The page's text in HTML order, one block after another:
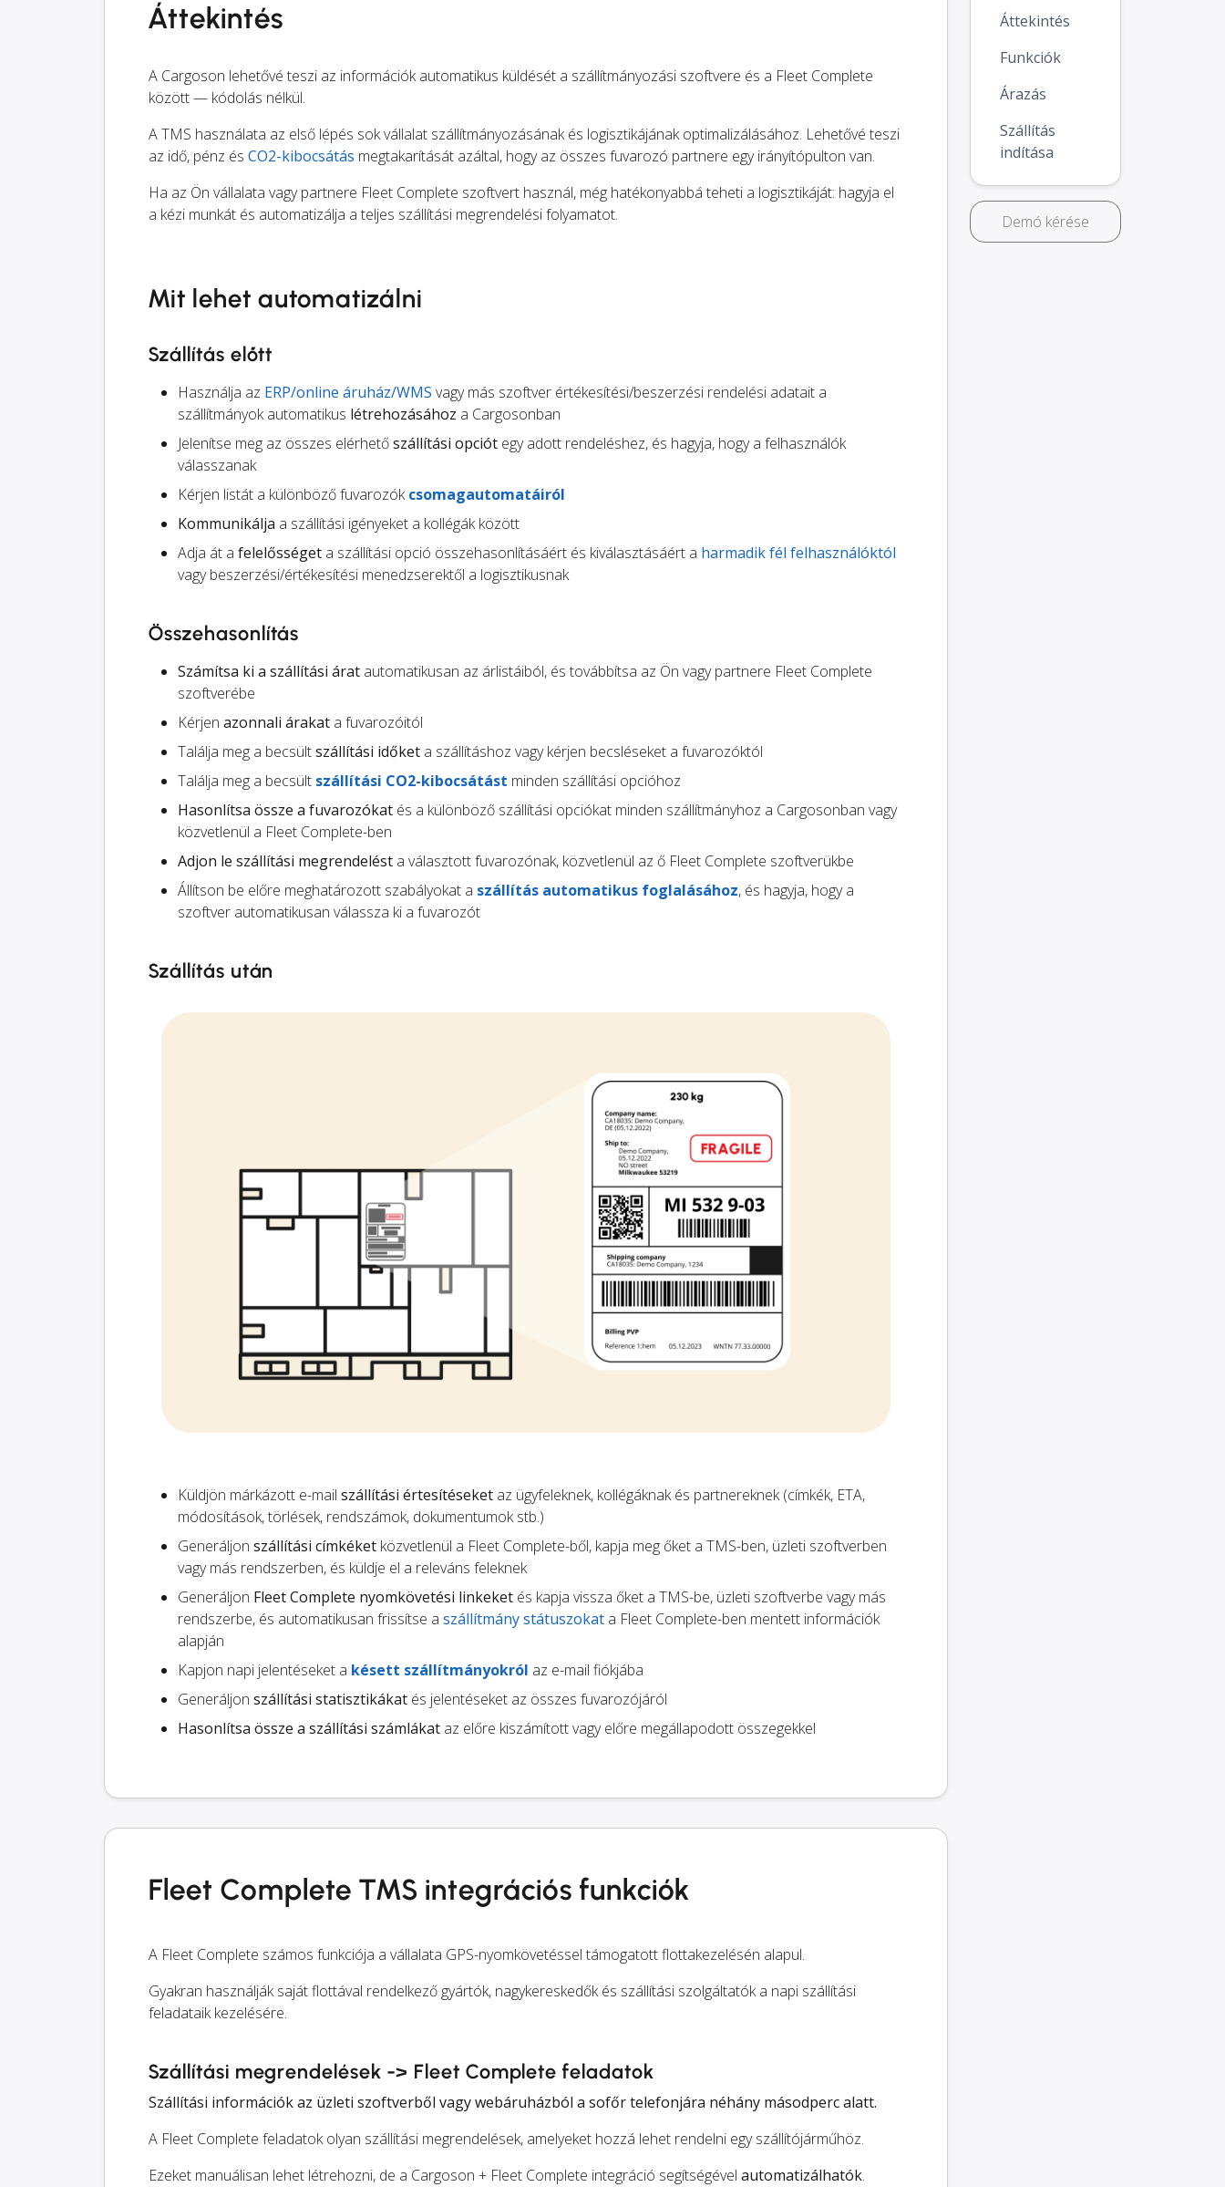
Áttekintés
A Cargoson lehetővé teszi az információk automatikus küldését a szállítmányozási szoftvere és a Fleet Complete
között — kódolás nélkül.
A TMS használata az első lépés sok vállalat szállítmányozásának és logisztikájának optimalizálásához. Lehetővé teszi
az idő, pénz és CO2-kibocsátás megtakarítását azáltal, hogy az összes fuvarozó partnere egy irányítópulton van.
Ha az Ön vállalata vagy partnere Fleet Complete szoftvert használ, még hatékonyabbá teheti a logisztikáját: hagyja el
a kézi munkát és automatizálja a teljes szállítási megrendelési folyamatot.
Mit lehet automatizálni
Szállítás előtt
Használja az ERP/online áruház/WMS vagy más szoftver értékesítési/beszerzési rendelési adatait a
szállítmányok automatikus létrehozásához a Cargosonban
Jelenítse meg az összes elérhetőszállítási opciót egy adott rendeléshez, és hagyja, hogy a felhasználók
válasszanak
Kérjen listát a különböző fuvarozókcsomagautomatáiról
Kommunikálja a szállítási igényeket a kollégák között
Adja át a felelősséget a szállítási opció összehasonlításáért és kiválasztásáért a harmadik fél felhasználóktól
vagy beszerzési/értékesítési menedzserektől a logisztikusnak
Összehasonlítás
Számítsa ki a szállítási árat automatikusan az árlistáiból, és továbbítsa az Ön vagy partnere Fleet Complete
szoftverébe
Kérjen azonnali árakat a fuvarozóitól
Találja meg a becsültszállítási időket a szállításhoz vagy kérjen becsléseket a fuvarozóktól
Találja meg a becsült szállítási CO2-kibocsátást minden szállítási opcióhoz
Hasonlítsa össze a fuvarozókat és a különböző szállítási opciókat minden szállítmányhoz a Cargosonban vagy
közvetlenül a Fleet Complete-ben
Adjon le szállítási megrendelést a választott fuvarozónak, közvetlenül az ő Fleet Complete szoftverükbe
Állítson be előre meghatározott szabályokat a szállítás automatikus foglalásához, és hagyja, hogy a
szoftver automatikusan válassza ki a fuvarozót
Szállítás után
Küldjön márkázott e-mail szállítási értesítéseket az ügyfeleknek, kollégáknak és partnereknek (címkék, ETA,
módosítások, törlések, rendszámok, dokumentumok stb.)
Generáljon szállítási címkéket közvetlenül a Fleet Complete-ből, kapja meg őket a TMS-ben, üzleti szoftverben
vagy más rendszerben, és küldje el a releváns feleknek
Generáljon Fleet Complete nyomkövetési linkeket és kapja vissza őket a TMS-be, üzleti szoftverbe vagy más
rendszerbe, és automatikusan frissítse a szállítmány státuszokat a Fleet Complete-ben mentett információk
alapján
Kapjon napi jelentéseket a késett szállítmányokról az e-mail fiókjába
Generáljon szállítási statisztikákat és jelentéseket az összes fuvarozójáról
Hasonlítsa össze a szállítási számlákat az előre kiszámított vagy előre megállapodott összegekkel
Fleet Complete TMS integrációs funkciók
A Fleet Complete számos funkciója a vállalata GPS-nyomkövetéssel támogatott flottakezelésén alapul.
Gyakran használják saját flottával rendelkező gyártók, nagykereskedők és szállítási szolgáltatók a napi szállítási
feladataik kezelésére.
Szállítási megrendelések -> Fleet Complete feladatok
Szállítási információk az üzleti szoftverből vagy webáruházból a sofőr telefonjára néhány másodperc alatt.
A Fleet Complete feladatok olyan szállítási megrendelések, amelyeket hozzá lehet rendelni egy szállítójárműhöz.
Ezeket manuálisan lehet létrehozni, de a Cargoson + Fleet Complete integráció segítségével automatizálhatók.
Áttekintés
Funkciók
Árazás
Szállítás
indítása
Demó kérése